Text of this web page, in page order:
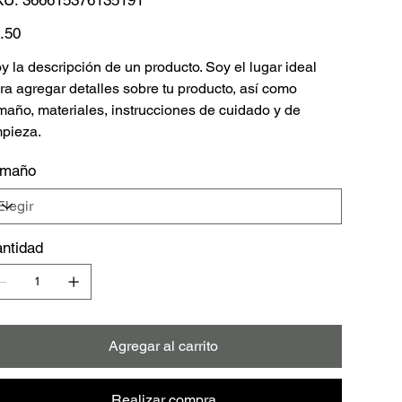
366615376135191
la descripción de un producto. Soy el lugar ideal
agregar detalles sobre tu producto, así como
materiales, instrucciones de cuidado y de
Agregar al carrito